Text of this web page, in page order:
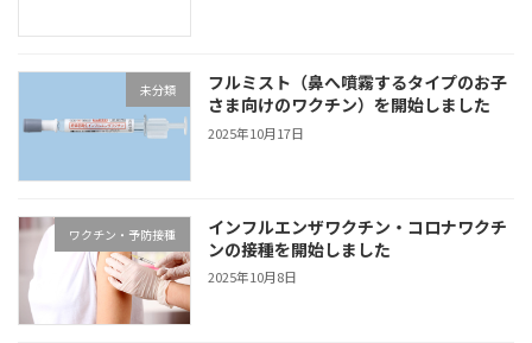
未分類
フルミスト（鼻へ噴霧するタイプのお子
さま向けのワクチン）を開始しました
2025年10月17日
ワクチン・予防接種
インフルエンザワクチン・コロナワクチ
ンの接種を開始しました
2025年10月8日